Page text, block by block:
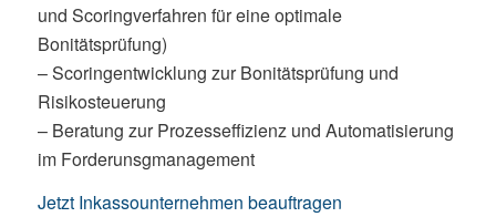
und Scoringverfahren für eine optimale
Bonitätsprüfung)
– Scoringentwicklung zur Bonitätsprüfung und
Risikosteuerung
– Beratung zur Prozesseffizienz und Automatisierung
im Forderunsgmanagement
Jetzt Inkassounternehmen beauftragen